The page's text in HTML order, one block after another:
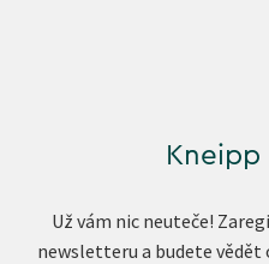
Už vám nic neuteče!
newsletteru a budete vědět